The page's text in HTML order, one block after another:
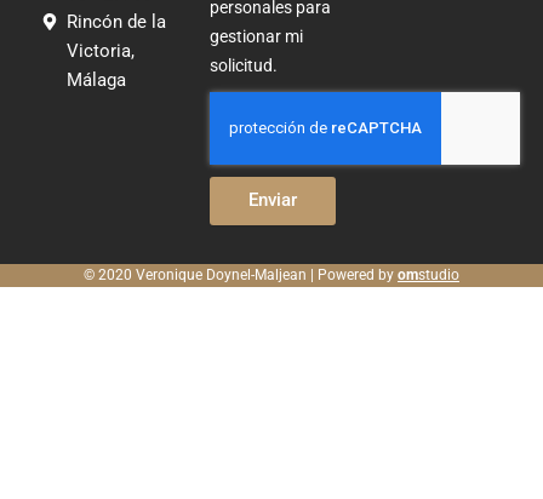
Rincón de la
Victoria,
Málaga
personales para
gestionar mi
solicitud.
Enviar
© 2020 Veronique Doynel-Maljean | Powered by omstudio